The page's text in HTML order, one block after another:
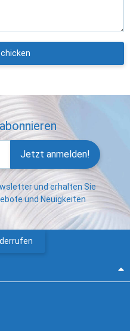
Jetzt anmelden!
und erhalten Sie
und Neuigkeiten